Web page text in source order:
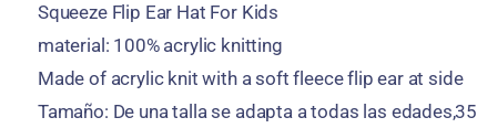
Squeeze Flip Ear Hat For Kids
material: 100% acrylic knitting
Made of acrylic knit with a soft fleece flip ear at side
Tamaño: De una talla se adapta a todas las edades,35